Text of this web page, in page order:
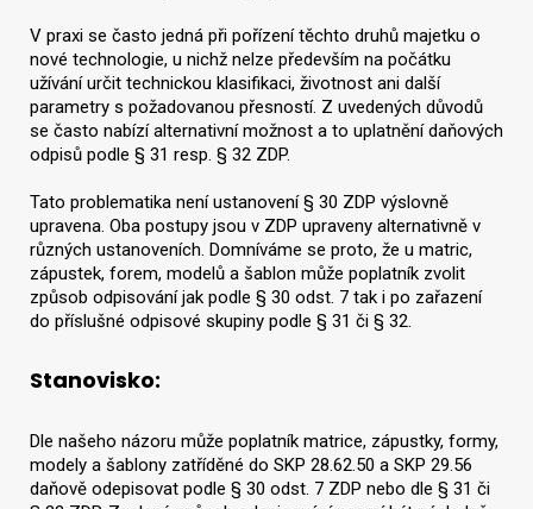
V praxi se často jedná při pořízení těchto druhů majetku o
nové technologie, u nichž nelze především na počátku
užívání určit technickou klasifikaci, životnost ani další
parametry s požadovanou přesností. Z uvedených důvodů
se často nabízí alternativní možnost a to uplatnění daňových
odpisů podle § 31 resp. § 32 ZDP.
Tato problematika není ustanovení § 30 ZDP výslovně
upravena. Oba postupy jsou v ZDP upraveny alternativně v
různých ustanoveních. Domníváme se proto, že u matric,
zápustek, forem, modelů a šablon může poplatník zvolit
způsob odpisování jak podle § 30 odst. 7 tak i po zařazení
do příslušné odpisové skupiny podle § 31 či § 32.
Stanovisko:
Dle našeho názoru může poplatník matrice, zápustky, formy,
modely a šablony zatříděné do SKP 28.62.50 a SKP 29.56
daňově odepisovat podle § 30 odst. 7 ZDP nebo dle § 31 či